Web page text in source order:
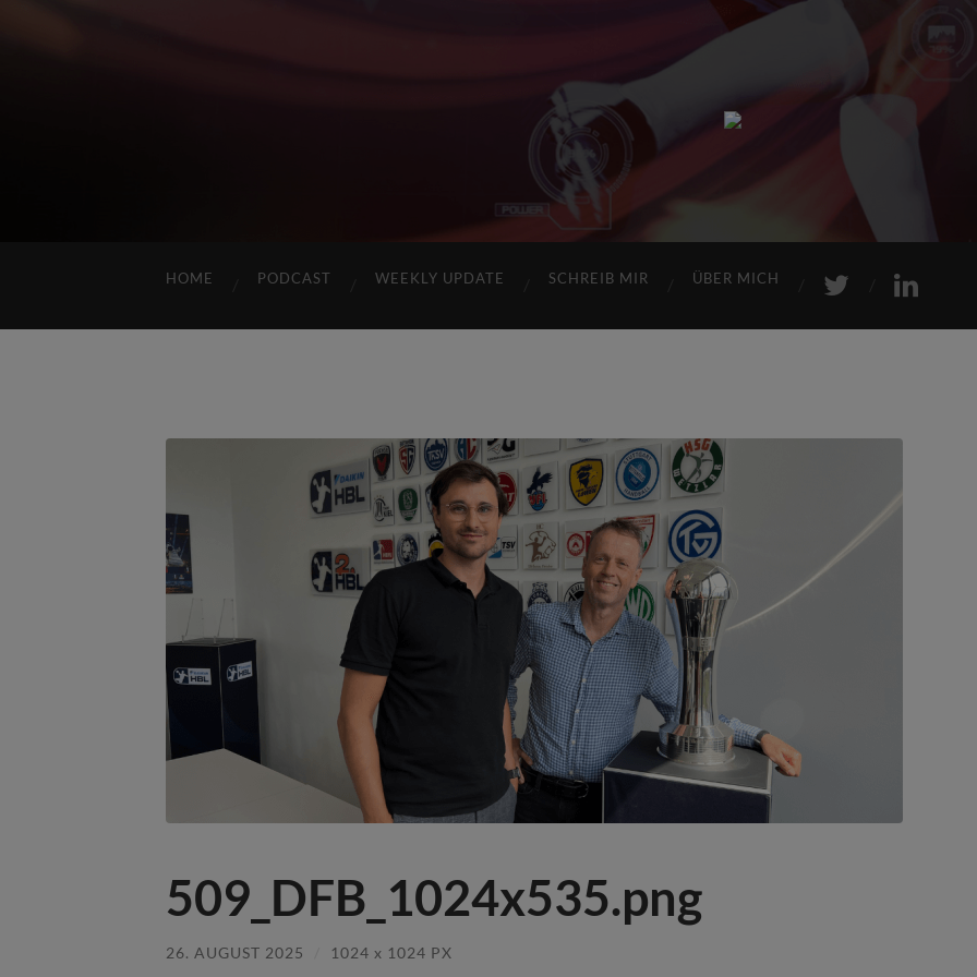
HOME PODCAST WEEKLY UPDATE SCHREIB MIR ÜBER MICH
509_DFB_1024x535.png
26. AUGUST 2025 1024 x 1024 PX